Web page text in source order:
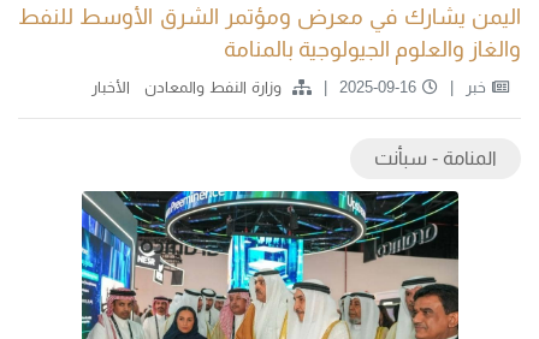
اليمن يشارك في معرض ومؤتمر الشرق الأوسط للنفط
والغاز والعلوم الجيولوجية بالمنامة
خبر 2025-09-16 وزارة النفط والمعادن الأخبار
المنامة - سبأنت